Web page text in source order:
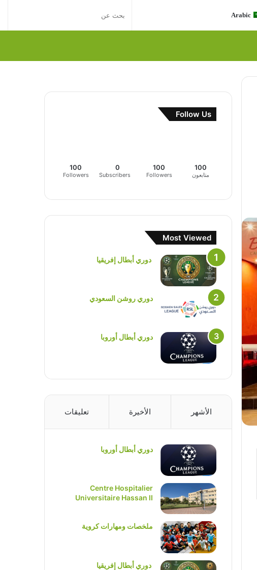
Arabic إضافة
Follow Us
100
متابعون
100
Followers
0
Subscribers
100
Followers
Most Viewed
دوري أبطال إفريقيا
دوري روشن السعودي
دوري أبطال أوروبا
الأشهر الأخيرة تعليقات
دوري أبطال أوروبا
Centre Hospitalier
Universitaire Hassan II
ملخصات ومهارات كروية
دوري أبطال إفريقيا